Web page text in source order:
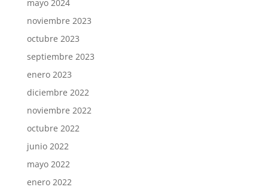
mayo 2024
noviembre 2023
octubre 2023
septiembre 2023
enero 2023
diciembre 2022
noviembre 2022
octubre 2022
junio 2022
mayo 2022
enero 2022